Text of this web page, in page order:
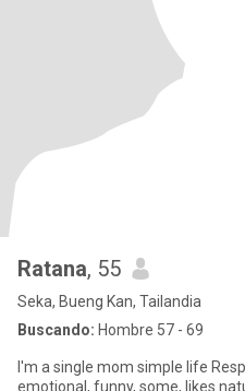
Ratana, 55
Seka, Bueng Kan, Tailandia
Buscando: Hombre 57 - 69
I'm a single mom simple life
emotional, funny, some, likes